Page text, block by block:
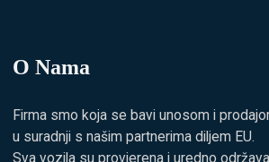
O Nama
Firma smo koja se bavi unosom i
u suradnji s našim partnerima diljem EU.
Sva vozila su provjerena i uredno